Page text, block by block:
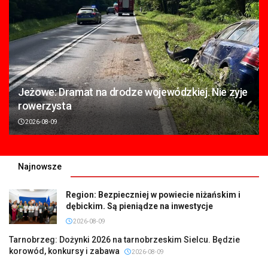
Jeżowe: Dramat na drodze wojewódzkiej. Nie zyje
rowerzysta
2026-08-09
Najnowsze
Region: Bezpieczniej w powiecie niżańskim i
dębickim. Są pieniądze na inwestycje
2026-08-09
Tarnobrzeg: Dożynki 2026 na tarnobrzeskim Sielcu. Będzie
korowód, konkursy i zabawa
2026-08-09